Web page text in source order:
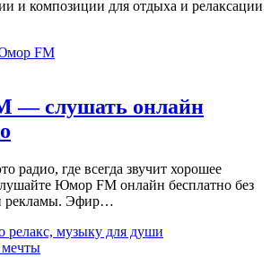
и композиции для отдыха и релаксации
— слушать онлайн
радио, где всегда звучит хорошее
Юмор FM онлайн бесплатно без
рекламы. Эфир…
релакс, музыку для души